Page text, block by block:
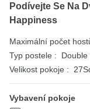
Podívejte Se Na
Happiness
Maximální počet
Typ postele :
Double
Velikost pokoje :
Vybavení pokoje